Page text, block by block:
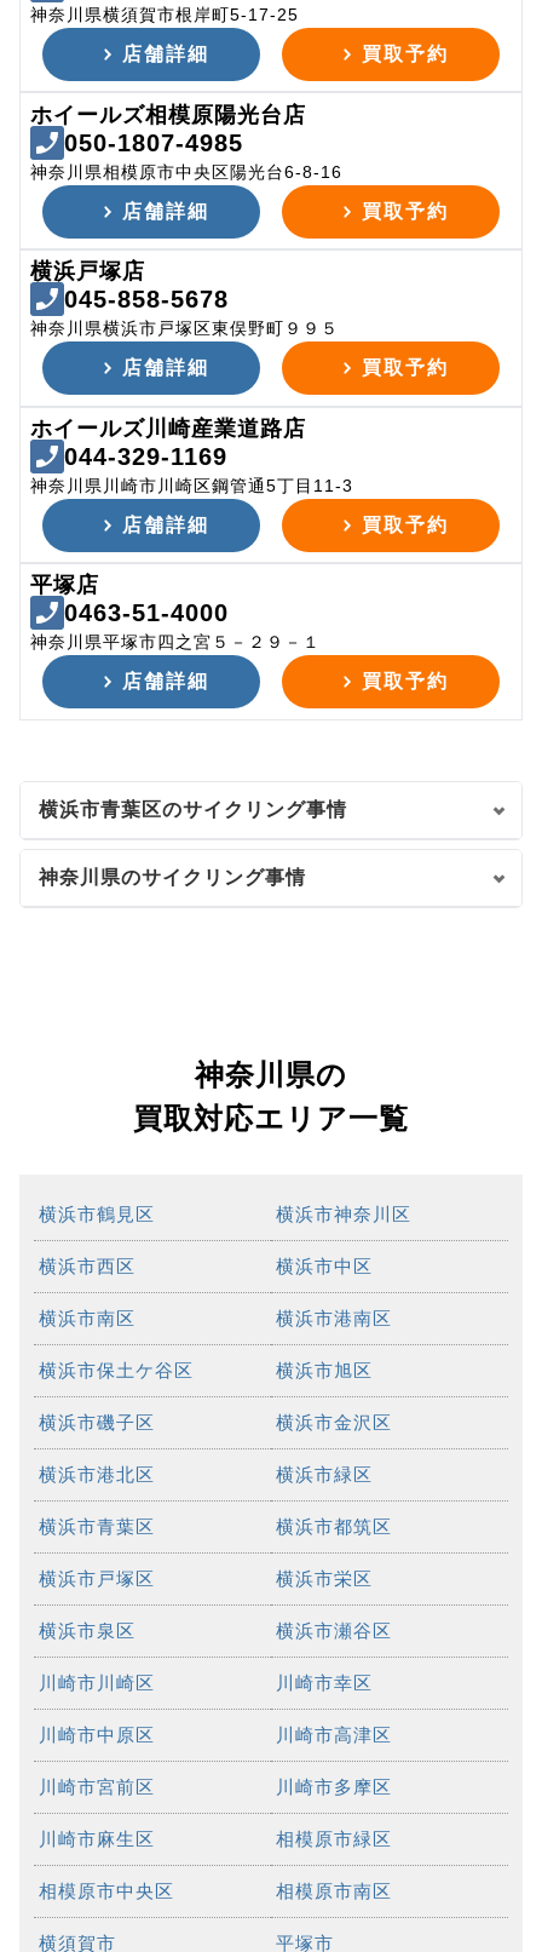
神奈川県横須賀市根岸町5-17-25
店舗詳細 買取予約
ホイールズ相模原陽光台店
050-1807-4985
神奈川県相模原市中央区陽光台6-8-16
店舗詳細 買取予約
横浜戸塚店
045-858-5678
神奈川県横浜市戸塚区東俣野町９９５
店舗詳細 買取予約
ホイールズ川崎産業道路店
044-329-1169
神奈川県川崎市川崎区鋼管通5丁目11-3
店舗詳細 買取予約
平塚店
0463-51-4000
神奈川県平塚市四之宮５－２９－１
店舗詳細 買取予約
横浜市青葉区のサイクリング事情
神奈川県のサイクリング事情
神奈川県の
買取対応エリア一覧
横浜市鶴見区 横浜市神奈川区
横浜市西区 横浜市中区
横浜市南区 横浜市港南区
横浜市保土ケ谷区 横浜市旭区
横浜市磯子区 横浜市金沢区
横浜市港北区 横浜市緑区
横浜市青葉区 横浜市都筑区
横浜市戸塚区 横浜市栄区
横浜市泉区 横浜市瀬谷区
川崎市川崎区 川崎市幸区
川崎市中原区 川崎市高津区
川崎市宮前区 川崎市多摩区
川崎市麻生区 相模原市緑区
相模原市中央区 相模原市南区
横須賀市 平塚市